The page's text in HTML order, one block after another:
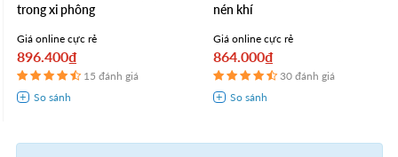
trong xi phông
Giá online cực rẻ
896.400₫
15 đánh giá
nén khí
Giá online cực rẻ
864.000₫
30 đánh giá